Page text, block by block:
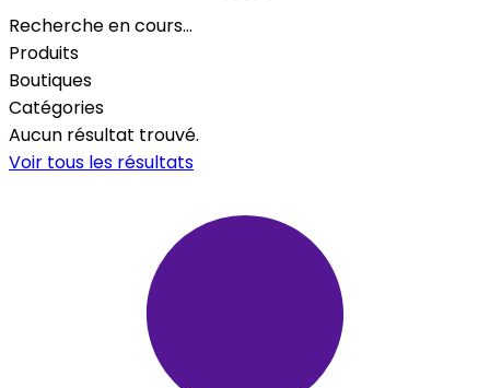
Recherche en cours…
Produits
Boutiques
Catégories
Aucun résultat trouvé.
Voir tous les résultats